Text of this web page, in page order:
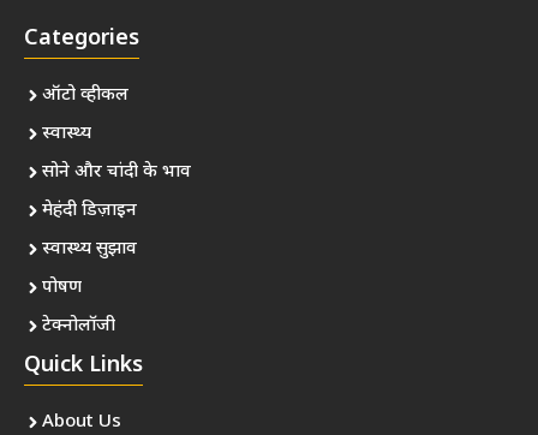
Categories
ऑटो व्हीकल
स्वास्थ्य
सोने और चांदी के भाव
मेहंदी डिज़ाइन
स्वास्थ्य सुझाव
पोषण
टेक्नोलॉजी
Quick Links
About Us